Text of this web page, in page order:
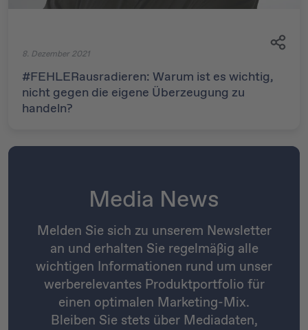
8. Dezember 2021
#FEHLERausradieren: Warum ist es wichtig,
nicht gegen die eigene Überzeugung zu
handeln?
Media News
Melden Sie sich zu unserem Newsletter
an und erhalten Sie regelmäßig alle
wichtigen Informationen rund um unser
werberelevantes Produktportfolio für
einen optimalen Marketing-Mix.
Bleiben Sie stets über Mediadaten,